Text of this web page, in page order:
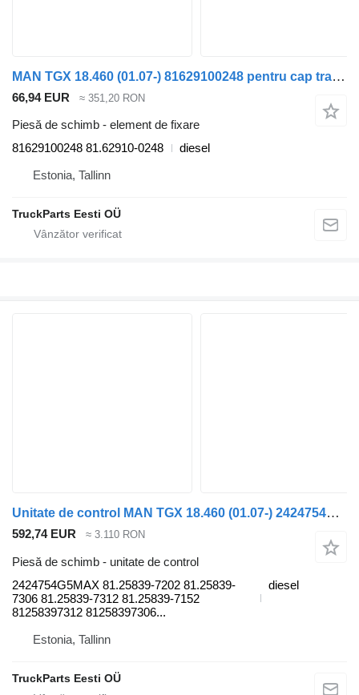
MAN TGX 18.460 (01.07-) 81629100248 pentru cap tractor MAN TGL, TGM, TGS, TGX (2005-2021)
66,94 EUR ≈ 351,20 RON
Piesă de schimb - element de fixare
81629100248 81.62910-0248
diesel
Estonia, Tallinn
TruckParts Eesti OÜ
Unitate de control MAN TGX 18.460 (01.07-) 2424754G5MAX pentru cap tractor MAN TGL, TGM, TGS, TGX (2005-2021)
592,74 EUR ≈ 3.110 RON
Piesă de schimb - unitate de control
2424754G5MAX 81.25839-7202 81.25839-
7306 81.25839-7312 81.25839-7152
81258397312 81258397306...
diesel
Estonia, Tallinn
TruckParts Eesti OÜ